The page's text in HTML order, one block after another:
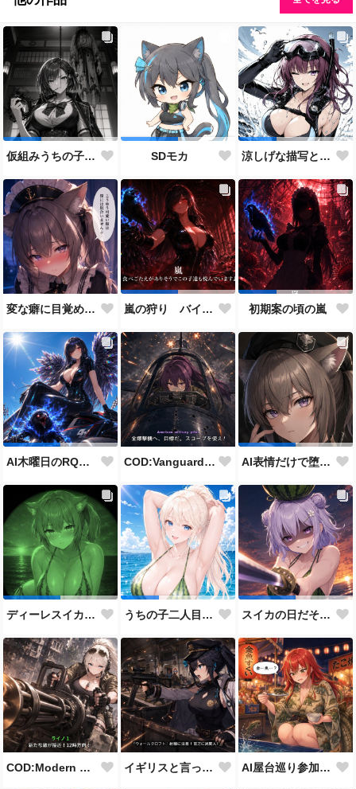
仮組みうちの子28人目にしてずっと作りたかった仕事人ポジション。 SDモカ 涼しげな描写とはをコンセプトにしたダイバー花梨先輩
変な癖に目覚めそうになったメイドディーレ赤面バージョン 嵐の狩り バイカーコスチューム 初期案の頃の嵐
AI木曜日のRQ参加作品 COD:Vanguard "ミッドウェー海戦" AI表情だけで堕とせ参加作品
ディーレスイカビキニ うちの子二人目スイカの日 スイカの日だそうなので、仲の良い先輩後輩でスイカ割り（意味深）
COD:Modern Warfare 3 "Goalpost" イギリスと言ったらこれだよな AI屋台巡り参加作品